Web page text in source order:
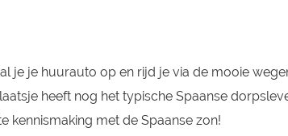
je je huurauto op en rijd je via de mooie
heeft nog het typische Spaanse
kennismaking met de Spaanse zon!